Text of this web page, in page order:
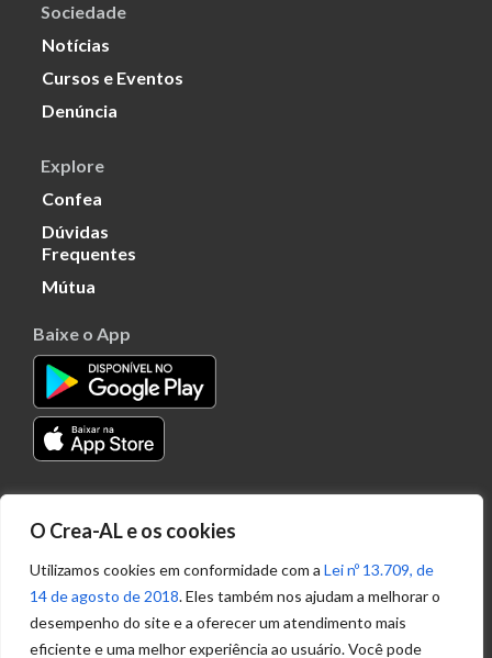
O Crea-AL e os cookies
Utilizamos cookies em conformidade com a Lei nº 13.709, de
14 de agosto de 2018. Eles também nos ajudam a melhorar o
desempenho do site e a oferecer um atendimento mais
eficiente e uma melhor experiência ao usuário. Você pode
Sociedade
Notícias
Cursos e Eventos
Denúncia
Explore
Confea
Dúvidas
Frequentes
Mútua
Baixe o App
Transparência
Portal
Acesso à
Informação
Política de
Privacidade de